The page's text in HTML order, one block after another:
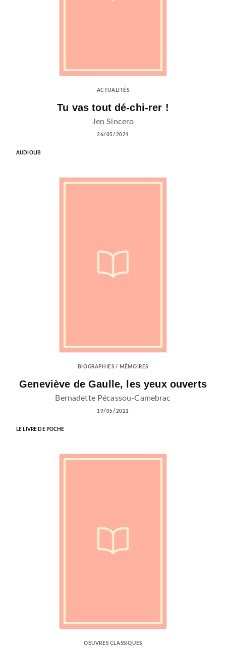
ACTUALITÉS
Tu vas tout dé-chi-rer !
Jen Sincero
26/05/2021
AUDIOLIB
BIOGRAPHIES / MÉMOIRES
Geneviève de Gaulle, les yeux ouverts
Bernadette Pécassou-Camebrac
19/05/2021
LE LIVRE DE POCHE
OEUVRES CLASSIQUES